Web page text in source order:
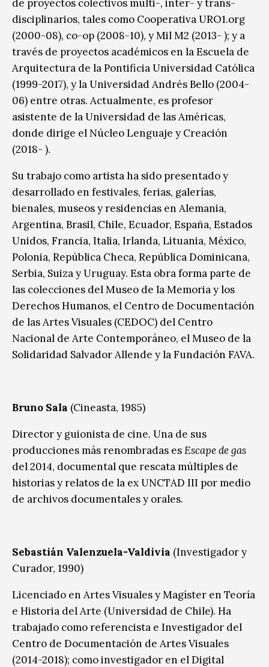
de proyectos colectivos multi-, inter- y trans-
disciplinarios, tales como Cooperativa URO1.org
(2000-08), co-op (2008-10), y Mil M2 (2013- ); y a
través de proyectos académicos en la Escuela de
Arquitectura de la Pontificia Universidad Católica
(1999-2017), y la Universidad Andrés Bello (2004-
06) entre otras. Actualmente, es profesor
asistente de la Universidad de las Américas,
donde dirige el Núcleo Lenguaje y Creación
(2018- ).
Su trabajo como artista ha sido presentado y
desarrollado en festivales, ferias, galerías,
bienales, museos y residencias en Alemania,
Argentina, Brasil, Chile, Ecuador, España, Estados
Unidos, Francia, Italia, Irlanda, Lituania, México,
Polonia, República Checa, República Dominicana,
Serbia, Suiza y Uruguay. Esta obra forma parte de
las colecciones del Museo de la Memoria y los
Derechos Humanos, el Centro de Documentación
de las Artes Visuales (CEDOC) del Centro
Nacional de Arte Contemporáneo, el Museo de la
Solidaridad Salvador Allende y la Fundación FAVA.
Bruno Sala (Cineasta, 1985)
Director y guionista de cine. Una de sus
producciones más renombradas esEscape de gas
del 2014, documental que rescata múltiples de
historias y relatos de la ex UNCTAD III por medio
de archivos documentales y orales.
Sebastián Valenzuela-Valdivia (Investigador y
Curador, 1990)
Licenciado en Artes Visuales y Magíster en Teoría
e Historia del Arte (Universidad de Chile). Ha
trabajado como referencista e Investigador del
Centro de Documentación de Artes Visuales
(2014-2018); como investigador en el Digital